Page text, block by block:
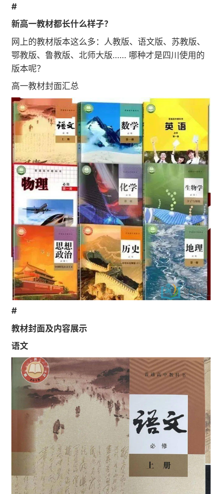
#
新高一教材都长什么样子？
网上的教材版本这么多：人教版、语文版、苏教版、
鄂教版、鲁教版、北师大版…… 哪种才是四川使用的
版本呢？
高一教材封面汇总
#
教材封面及内容展示
语文